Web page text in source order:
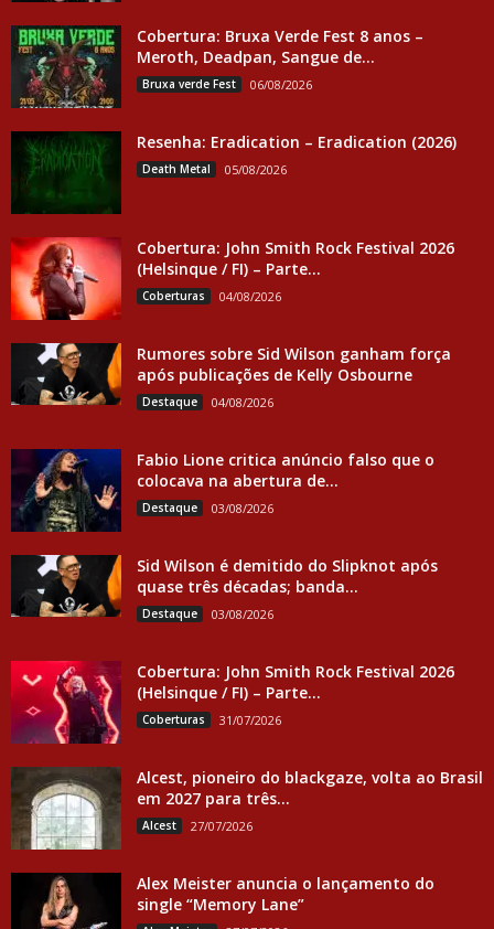
Cobertura: Bruxa Verde Fest 8 anos –
Meroth, Deadpan, Sangue de...
Bruxa verde Fest 06/08/2026
Resenha: Eradication – Eradication (2026)
Death Metal 05/08/2026
Cobertura: John Smith Rock Festival 2026
(Helsinque / FI) – Parte...
Coberturas 04/08/2026
Rumores sobre Sid Wilson ganham força
após publicações de Kelly Osbourne
Destaque 04/08/2026
Fabio Lione critica anúncio falso que o
colocava na abertura de...
Destaque 03/08/2026
Sid Wilson é demitido do Slipknot após
quase três décadas; banda...
Destaque 03/08/2026
Cobertura: John Smith Rock Festival 2026
(Helsinque / FI) – Parte...
Coberturas 31/07/2026
Alcest, pioneiro do blackgaze, volta ao Brasil
em 2027 para três...
Alcest 27/07/2026
Alex Meister anuncia o lançamento do
single “Memory Lane”